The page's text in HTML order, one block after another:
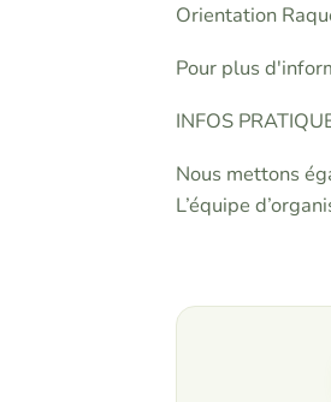
Orientation
Pour plus
INFOS
Nous mettons
L’équipe